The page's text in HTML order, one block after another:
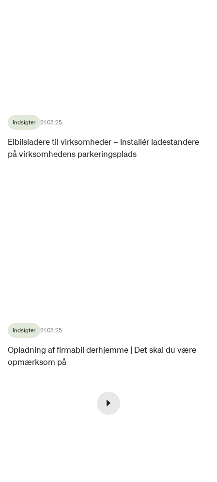
Indsigter 21.05.25
Elbilsladere til virksomheder – Installér ladestandere
på virksomhedens parkeringsplads
Indsigter 21.05.25
Opladning af firmabil derhjemme | Det skal du være
opmærksom på